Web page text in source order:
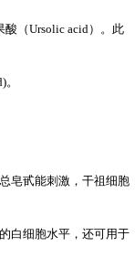
酸（Ursolic acid）。此
皂甙能刺激，干祖细胞
白细胞水平，还可用于